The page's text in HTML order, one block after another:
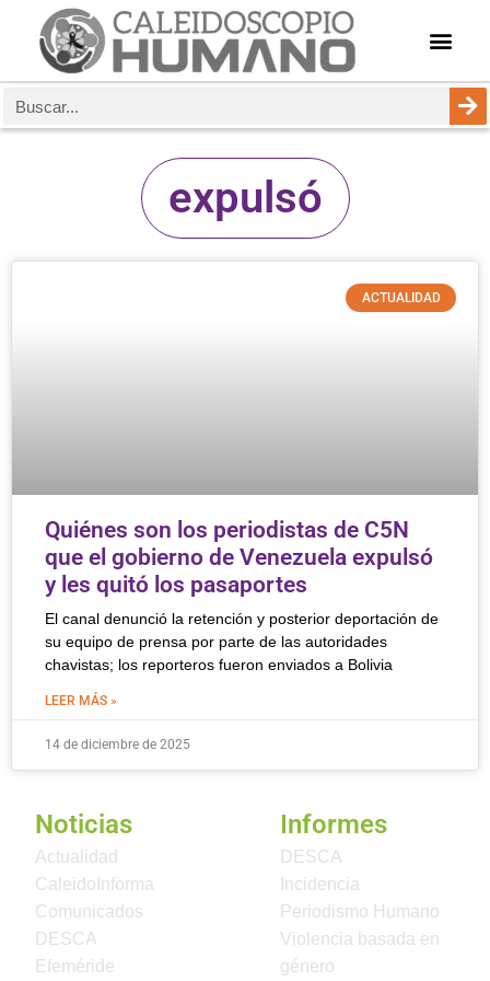
expulsó
ACTUALIDAD
Quiénes son los periodistas de C5N
que el gobierno de Venezuela expulsó
y les quitó los pasaportes
El canal denunció la retención y posterior deportación de
su equipo de prensa por parte de las autoridades
chavistas; los reporteros fueron enviados a Bolivia
LEER MÁS »
14 de diciembre de 2025
Noticias
Actualidad
CaleidoInforma
Comunicados
DESCA
Efeméride
Informes
DESCA
Incidencia
Periodismo Humano
Violencia basada en
género